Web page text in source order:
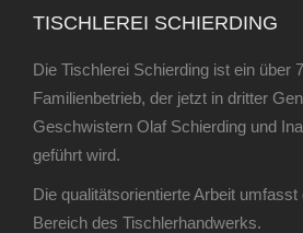
TISCHLEREI SCHIERDING
Die Tischlerei Schierding ist ein über
Familienbetrieb, der jetzt in dritter
Geschwistern Olaf Schierding und
geführt wird.
Die qualitätsorientierte Arbeit
Bereich des Tischlerhandwerks.